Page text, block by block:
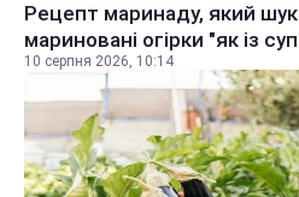
Рецепт маринаду, який
мариновані огірки "як із
10 серпня 2026, 10:14